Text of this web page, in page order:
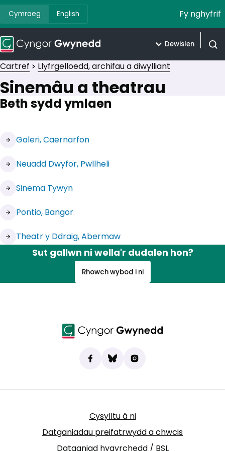
Cymraeg English Fy nghyfrif
Dewislen
Cartref Llyfrgelloedd, archifau a diwylliant
Sinemâu a theatrau
Beth sydd ymlaen
Galeri, Caernarfon
(yn agor mewn tab newydd)
Neuadd Dwyfor, Pwllheli
(yn agor mewn tab newydd)
Sinema Tywyn
(yn agor mewn tab newydd)
Pontio, Bangor
(yn agor mewn tab newydd)
Theatr y Ddraig, Abermaw
(yn agor mewn tab newydd)
Sut gallwn ni wella'r dudalen hon?
Rhowch wybod i ni
Dod o hyd i ni ar Facebook
(yn agor mewn tab newydd)
Bluesky
(yn agor mewn tab newydd)
Instagram
(yn agor mewn tab
Cysylltu â ni
Datganiadau preifatrwydd a chwcis
Datganiad hygyrchedd / BSL